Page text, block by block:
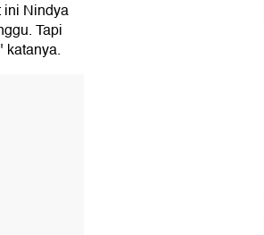
ini Nindya
Tapi
katanya.